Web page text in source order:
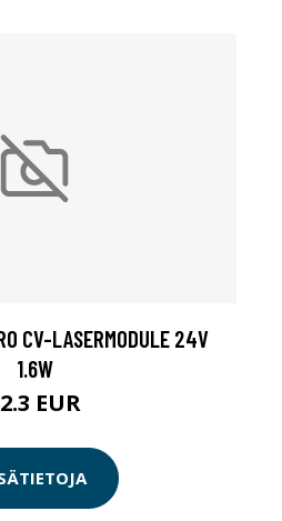
CV-LASERMODULE 24V
1.6W
EUR